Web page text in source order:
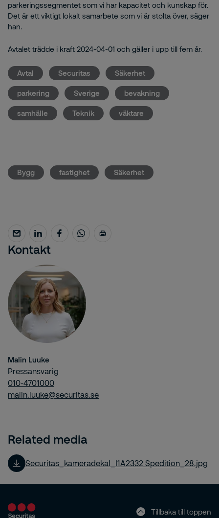
Kontakt
Malin Luuke
Pressansvarig
010-4701000
malin.luuke@securitas.se
Related media
Securitas_kameradekal_I1A2332 Spedition_28.jpg
parkeringssegmentet som vi har kapacitet och kunskap för.
Det är ett viktigt lokalt samarbete som vi är stolta över, säger
han.
Avtalet trädde i kraft 2024-04-01 och gäller i upp till fem år.
Avtal Securitas Säkerhet
parkering Sverige bevakning
samhälle Teknik väktare
Bygg fastighet Säkerhet
Tillbaka till toppen